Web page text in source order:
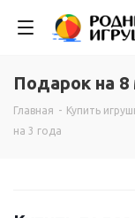
Подарок на
Главная - Купить
на 3 года